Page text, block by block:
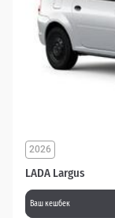
LADA Largus
2026
Ваш кешбек